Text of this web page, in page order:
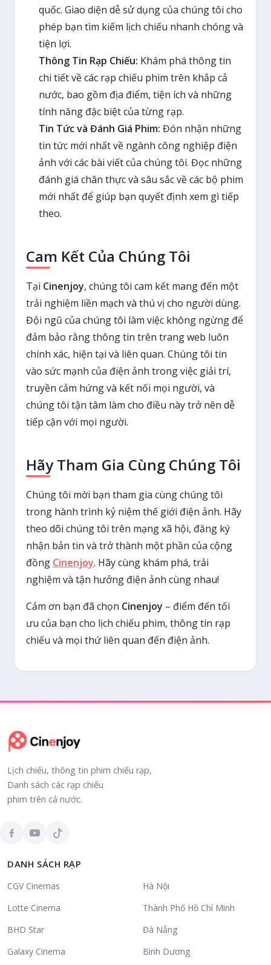
quốc. Giao diện dễ sử dụng của chúng tôi cho
phép bạn tìm kiếm lịch chiếu nhanh chóng và
tiện lợi.
Thông Tin Rạp Chiếu: Khám phá thông tin
chi tiết về các rạp chiếu phim trên khắp cả
nước, bao gồm địa điểm, tiện ích và những
tính năng đặc biệt của từng rạp.
Tin Tức và Đánh Giá Phim: Đón nhận những
tin tức mới nhất về ngành công nghiệp điện
ảnh với các bài viết của chúng tôi. Đọc những
đánh giá chân thực và sâu sắc về các bộ phim
mới nhất để giúp bạn quyết định xem gì tiếp
theo.
Cam Kết Của Chúng Tôi
Tại Cinenjoy, chúng tôi cam kết mang đến một
trải nghiệm liền mạch và thú vị cho người dùng.
Đội ngũ của chúng tôi làm việc không ngừng để
đảm bảo rằng thông tin trên trang web luôn
chính xác, hiện tại và liên quan. Chúng tôi tin
vào sức mạnh của điện ảnh trong việc giải trí,
truyền cảm hứng và kết nối mọi người, và
chúng tôi tận tâm làm cho điều này trở nên dễ
tiếp cận với mọi người.
Hãy Tham Gia Cùng Chúng Tôi
Chúng tôi mời bạn tham gia cùng chúng tôi
trong hành trình kỷ niệm thế giới điện ảnh. Hãy
theo dõi chúng tôi trên mạng xã hội, đăng ký
nhận bản tin và trở thành một phần của cộng
đồng Cinenjoy. Hãy cùng khám phá, trải
nghiệm và tận hưởng điện ảnh cùng nhau!
Cảm ơn bạn đã chọn Cinenjoy – điểm đến tối
ưu của bạn cho lịch chiếu phim, thông tin rạp
chiếu và mọi thứ liên quan đến điện ảnh.
Lịch chiếu, thông tin phim chiếu rạp,
Danh sách các rạp chiếu
phim trên cả nước.
DANH SÁCH RẠP
CGV Cinemas
Lotte Cinema
BHD Star
Galaxy Cinema
Hà Nội
Thành Phố Hồ Chí Minh
Đà Nẵng
Bình Dương